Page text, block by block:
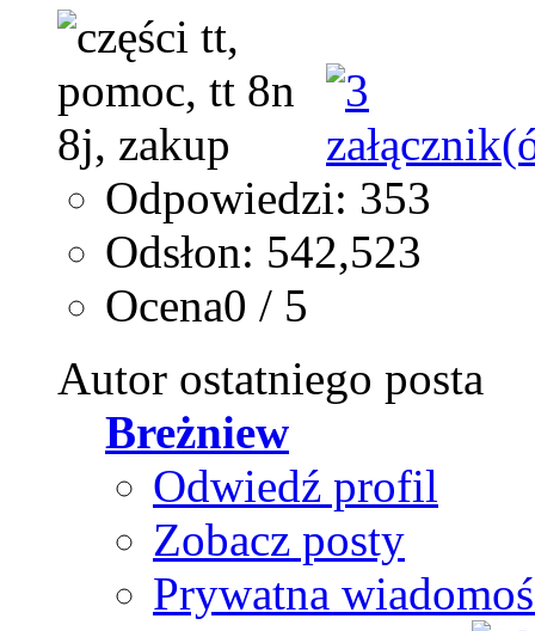
Odpowiedzi: 353
Odsłon: 542,523
Ocena0 / 5
Autor ostatniego posta
Breżniew
Odwiedź profil
Zobacz posty
Prywatna